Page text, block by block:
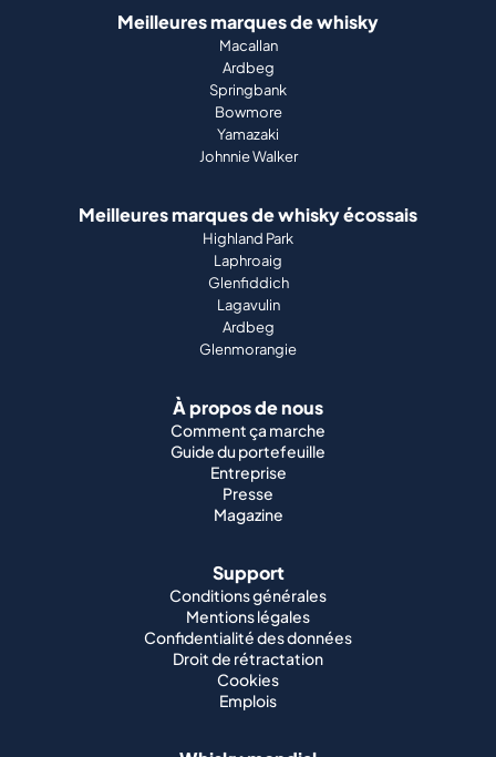
Johnnie Walker
Meilleures marques de whisky écossais
Highland Park
Laphroaig
Glenfiddich
Lagavulin
Glenmorangie
À propos de nous
Comment ça marche
Guide du portefeuille
Entreprise
Presse
Support
Conditions générales
Mentions légales
Confidentialité des données
Droit de rétractation
Emplois
Whisky mondial
Whisky japonais
Whisky irlandais
Whisky canadien
Whisky américain